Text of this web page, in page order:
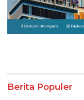
Berita Populer